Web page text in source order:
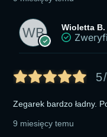
Wioletta B.
Zegarek bardzo ładny.
9 miesięcy temu